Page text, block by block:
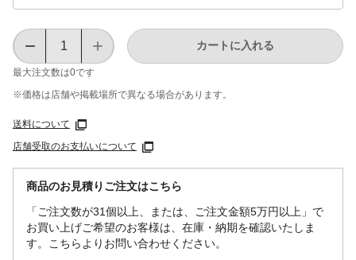
最大注文数は0です
カートに入れる
※価格は​店舗や​掲載場所で​異なる​場合が​あります。
送料について
店舗受取のお支払いについて
商品のお見積りご注文はこちら
「ご注文数が31個以上、または、ご注文金額5万円以上」で
お買い上げご希望のお客様は、在庫・納期を確認いたしま
す。こちらよりお問い合わせください。